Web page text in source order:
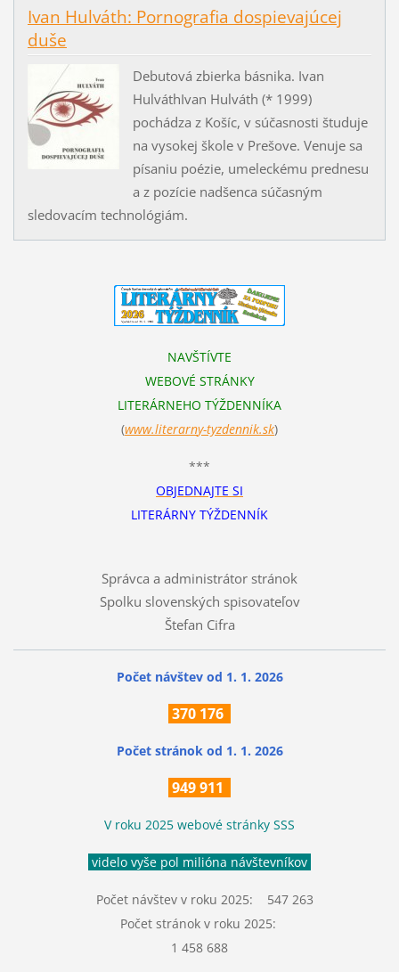
Ivan Hulváth: Pornografia dospievajúcej
duše
Debutová zbierka básnika. Ivan
HulváthIvan Hulváth (* 1999)
pochádza z Košíc, v súčasnosti študuje
na vysokej škole v Prešove. Venuje sa
písaniu poézie, umeleckému prednesu
a z pozície nadšenca súčasným
sledovacím technológiám.
NAVŠTÍVTE
WEBOVÉ STRÁNKY
LITERÁRNEHO TÝŽDENNÍKA
(www.literarny-tyzdennik.sk)
***
OBJEDNAJTE SI
LITERÁRNY TÝŽDENNÍK
Správca a administrátor stránok
Spolku slovenských spisovateľov
Štefan Cifra
Počet návštev od 1. 1. 2026
370 176
Počet stránok od 1. 1. 2026
949 911
V roku 2025 webové stránky SSS
videlo vyše pol milióna návštevníkov
Počet návštev v roku 2025: 547 263
Počet stránok v roku 2025:
1 458 688